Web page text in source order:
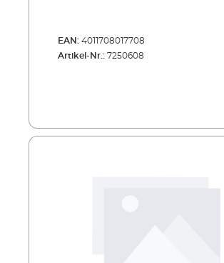
EAN: 4011708017708
Artikel-Nr.: 7250608